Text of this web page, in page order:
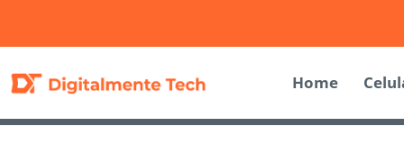
Home